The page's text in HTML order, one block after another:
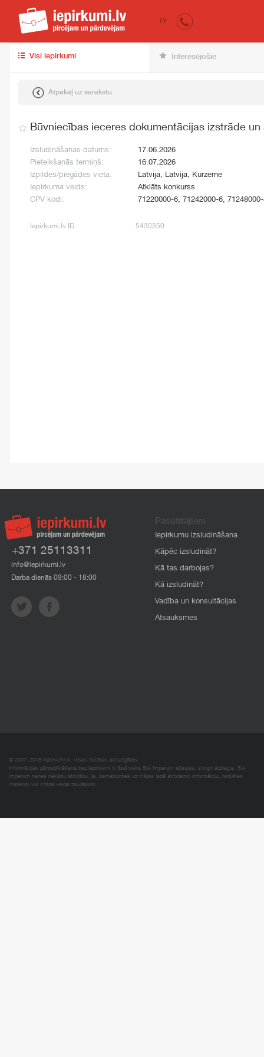
iepirkumi.lv
LV
Visi iepirkumi Interesējošie
Atpakaļ uz sarakstu
Būvniecības ieceres dokumentācijas izstrāde
Izsludināšanas datums:
17.06.2026
Pieteikšanās termiņš:
16.07.2026
Izpildes/piegādes vieta:
Latvija, Latvija, Kurzeme
Iepirkuma veids:
Atklāts konkurss
CPV kodi:
71220000-6, 71242000-6,
Iepirkumi.lv ID: 5430350
+371 25113311
info@iepirkumi.lv
Darba dienās 09:00 - 18:00
Pasūtītājiem
Iepirkumu izsludināšana
Kāpēc izsludināt?
Kā tas darbojas?
Kā izsludināt?
Vadība un konsultācijas
Atsauksmes
© 2007–2018 Iepirkumi.lv. Visas tiesības aizsargātas.
Informācijas pārpublicēšana bez iepirkumi.lv īpašnieka SIA Imperum atļaujas, stingri aizliegta. SIA
Imperum nenes nekādu atbildību, ja, pamatojoties uz mājas lapā atrodamo informāciju, radušies
materiāli vai citāda veida zaudējumi.